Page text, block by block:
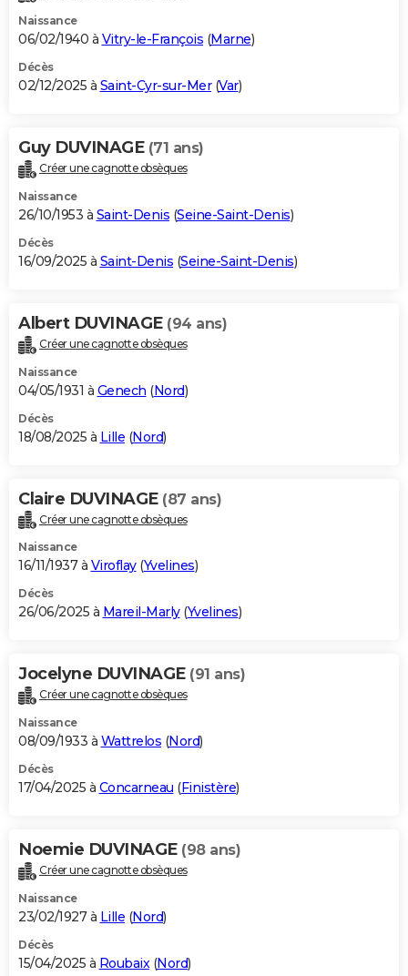
Dictionnaire
Biographies
Citations
Expressions
Proverbes
PROGRAMME TV
S'inscrire
Se connecter
Lycées
Collèges
Primaires
Universités
Entreprises
Service militaire
Avis de recherche
AVIS DE DÉCÈS
Bricolage
Lifestyle
Culture
Sport
Auto
Television
Voyage
Cinema
Naissance
06/02/1940 à Vitry-le-François (Marne)
Décès
02/12/2025 à Saint-Cyr-sur-Mer(Var)
Guy DUVINAGE (71 ans)
Créer une cagnotte obsèques
Naissance
26/10/1953 à Saint-Denis (Seine-Saint-Denis)
Décès
16/09/2025 à Saint-Denis (Seine-Saint-Denis)
Albert DUVINAGE (94 ans)
Créer une cagnotte obsèques
Naissance
04/05/1931 à Genech (Nord)
Décès
18/08/2025 à Lille (Nord)
Claire DUVINAGE (87 ans)
Créer une cagnotte obsèques
Naissance
16/11/1937 à Viroflay(Yvelines)
Décès
26/06/2025 à Mareil-Marly(Yvelines)
Jocelyne DUVINAGE (91 ans)
Créer une cagnotte obsèques
Naissance
08/09/1933 à Wattrelos (Nord)
Décès
17/04/2025 à Concarneau (Finistère)
Noemie DUVINAGE (98 ans)
Créer une cagnotte obsèques
Naissance
23/02/1927 à Lille (Nord)
Décès
15/04/2025 à Roubaix(Nord)